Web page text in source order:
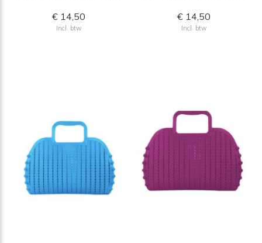
€ 14,50
Incl. btw
€ 14,50
Incl. btw